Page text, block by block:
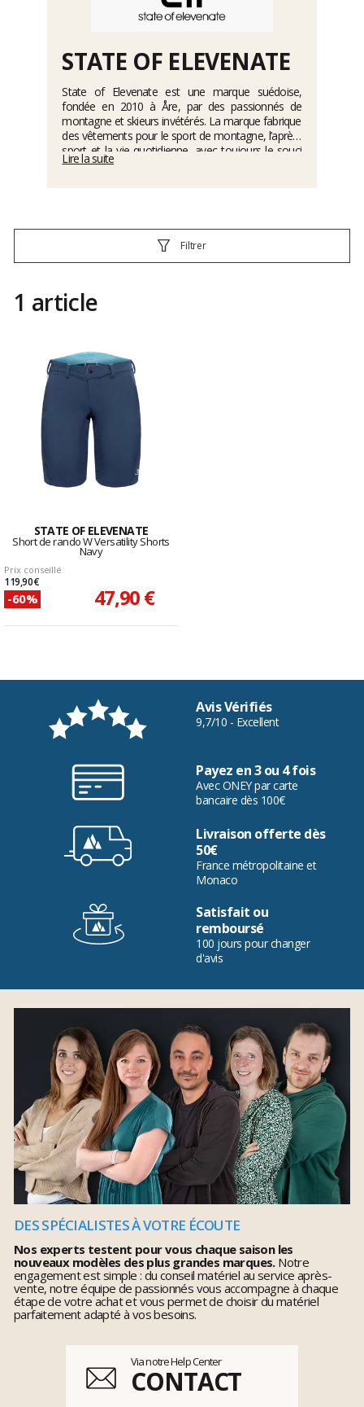
STATE OF ELEVENATE
State of Elevenate est une marque suédoise,
fondée en 2010 à Åre, par des passionnés de
montagne et skieurs invétérés. La marque fabrique
des vêtements pour le sport de montagne, l’après-
sport et la vie quotidienne, avec toujours le souci
de proposer des produits fonctionnels et robustes.
durée en montagne, que cela soit pour le ski, le
VTT, la randonnée, etc.
Lire la suite
Filtrer
1 article
STATE OF ELEVENATE
Short de rando W Versatility Shorts
Navy
Prix conseillé
119,90 €
-60% 47,90 €
Avis Vérifiés
9,7/10 - Excellent
Payez en 3 ou 4 fois
Avec ONEY par carte
bancaire dès 100€
Livraison offerte dès
50€
France métropolitaine et
Monaco
Satisfait ou
remboursé
100 jours pour changer
d'avis
DES SPÉCIALISTES À VOTRE ÉCOUTE
Nos experts testent pour vous chaque saison les
nouveaux modèles des plus grandes marques.Notre
engagement est simple : du conseil matériel au service après-
vente, notre équipe de passionnés vous accompagne à chaque
étape de votre achat et vous permet de choisir du matériel
parfaitement adapté à vos besoins.
Via notre Help Center
CONTACT